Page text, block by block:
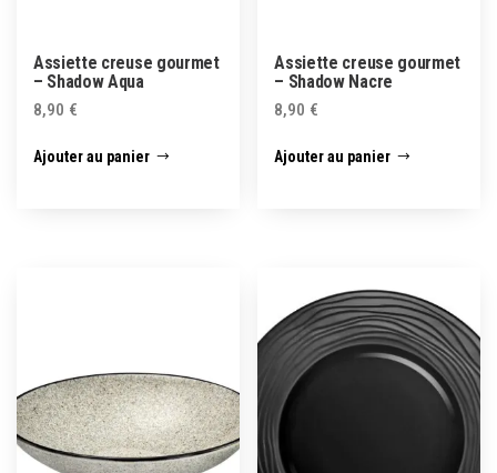
Assiette creuse gourmet
– Shadow Aqua
8,90 €
Ajouter au panier
Assiette creuse gourmet
– Shadow Nacre
8,90 €
Ajouter au panier